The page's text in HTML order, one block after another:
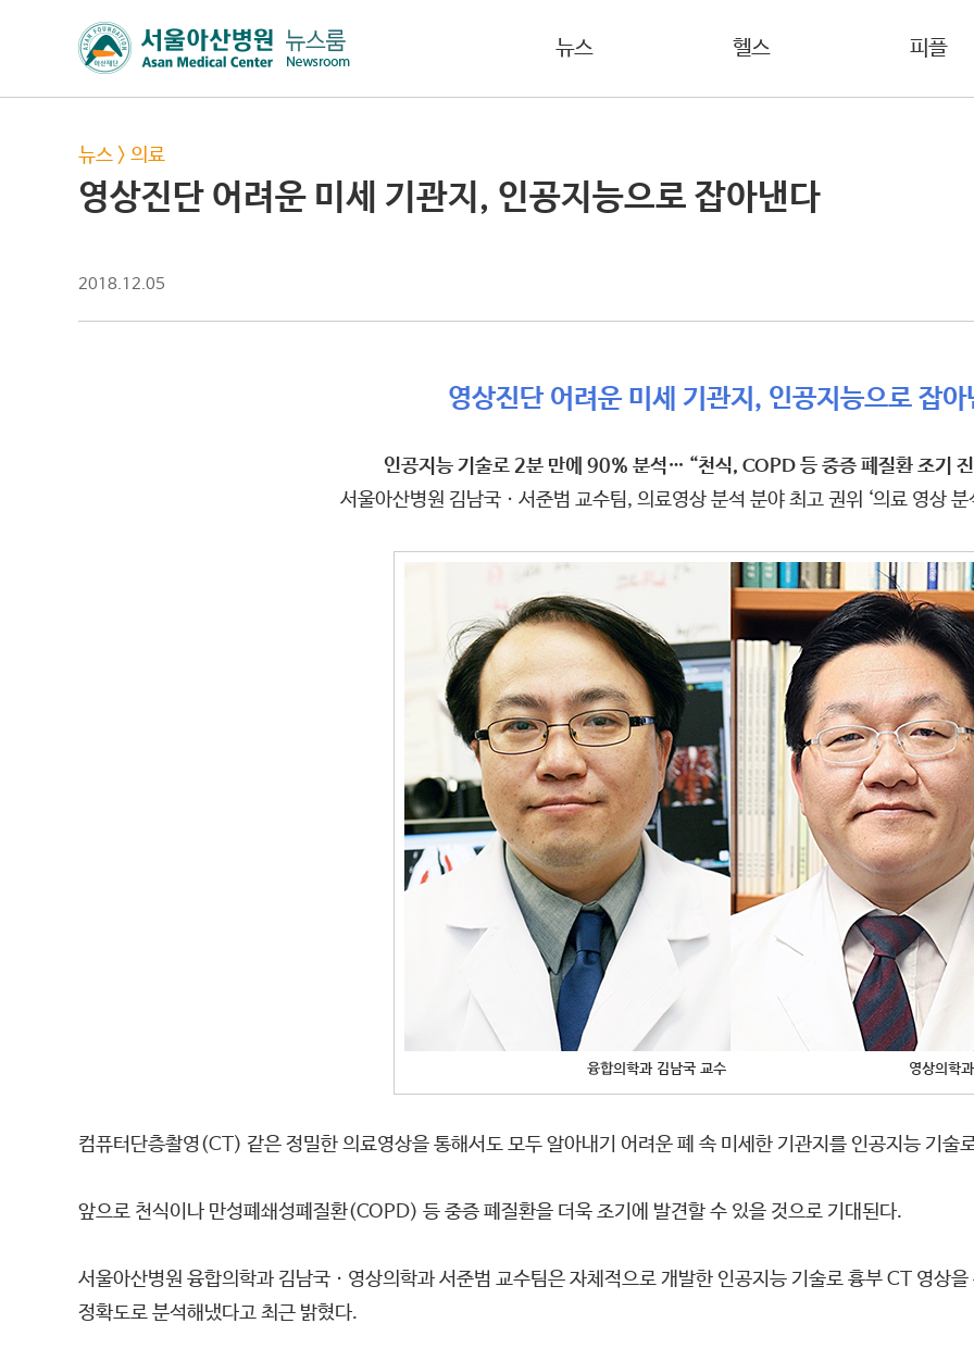
뉴스 헬스 피플
뉴스 > 의료
영상진단 어려운 미세 기관지, 인공지능으로 잡아낸다
2018.12.05
영상진단 어려운 미세 기관지, 인공지능으로 잡아
인공지능 기술로 2분 만에 90% 분석… “천식, COPD 등 중증 폐질환 조기
서울아산병원 김남국ㆍ서준범 교수팀, 의료영상 분석 분야 최고 권위 ‘의료 영상
컴퓨터단층촬영(CT) 같은 정밀한 의료영상을 통해서도 모두 알아내기 어려운 폐 속 미세한 기관지를 인공지능 기술
앞으로 천식이나 만성폐쇄성폐질환(COPD) 등 중증 폐질환을 더욱 조기에 발견할 수 있을 것으로 기대된다.
서울아산병원 융합의학과 김남국ㆍ영상의학과 서준범 교수팀은 자체적으로 개발한 인공지능 기술로 흉부 CT 영상
정확도로 분석해냈다고 최근 밝혔다.